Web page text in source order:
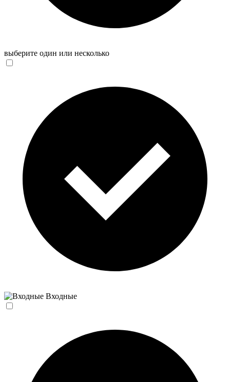
выберите один или несколько
Входные